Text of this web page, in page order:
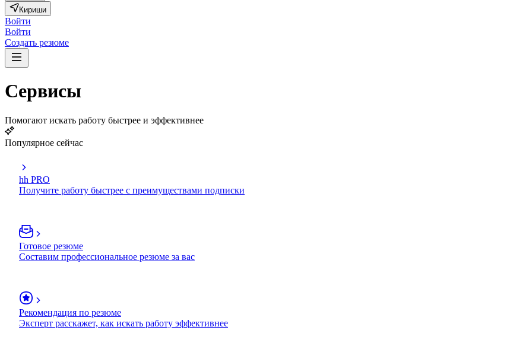
Кириши
Войти
Войти
Создать резюме
Сервисы
Помогают искать работу быстрее и эффективнее
Популярное сейчас
hh PRO
Получите работу быстрее с преимуществами подписки
Готовое резюме
Составим профессиональное резюме за вас
Рекомендация по резюме
Эксперт расскажет, как искать работу эффективнее